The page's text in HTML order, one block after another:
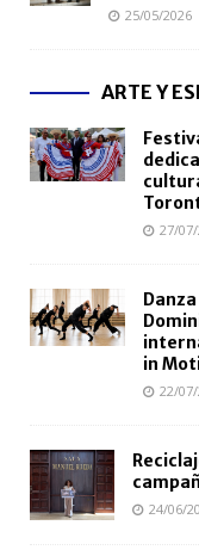
25/05/2026
ARTE Y
27/
in
22/
24/06/